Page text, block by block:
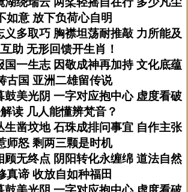
如意 放下负荷心自明
多取巧 胸襟坦荡耐推敲 力所能及
互助 无形回馈开生肖！
国一生志 因敬成神再加持 文化底蕴
古国 亚洲二雄留传说
鼓美光阴 一字对应抱中心 虚度看破
读 几人能懂辨梵音？
生凿坟地 石珠成排问事宜 自作主张
师怒 剩两三颗是时机
顾无终点 阴阳转化永缠绵 道法自然
真谛 收放自如种福田